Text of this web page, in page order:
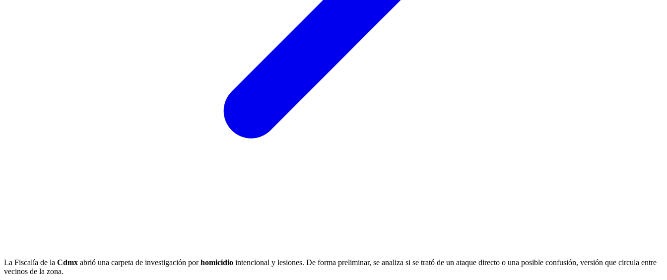
La Fiscalía de la Cdmx abrió una carpeta de investigación porhomicidio intencional y lesiones. De forma preliminar, se analiza si se trató de un ataque directo o una posible confusión, versión que circula entre
vecinos de la zona.